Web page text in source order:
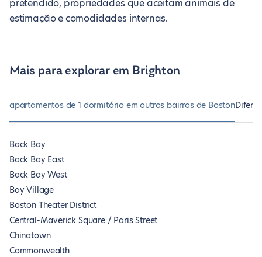
pretendido, propriedades que aceitam animais de
estimação e comodidades internas.
Mais para explorar em Brighton
apartamentos de 1 dormitório em outros bairros de Boston
Back Bay
Back Bay East
Back Bay West
Bay Village
Boston Theater District
Central-Maverick Square / Paris Street
Chinatown
Commonwealth